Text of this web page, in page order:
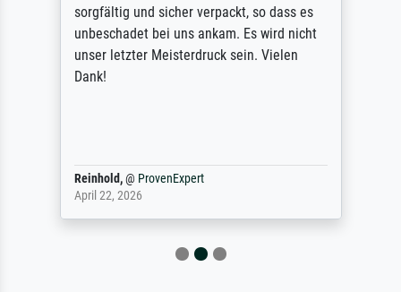
sorgfältig und sicher verpackt, so dass es
unbeschadet bei uns ankam. Es wird nicht
unser letzter Meisterdruck sein. Vielen
Dank!
Reinhold,@ ProvenExpert
April 22, 2026